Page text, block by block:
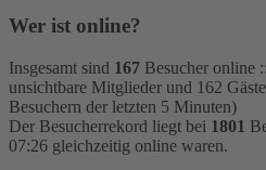
Wer ist online?
Insgesamt sind 167 Besucher online
unsichtbare Mitglieder und 162
Besuchern der letzten 5 Minuten)
Der Besucherrekord liegt bei 1801
07:26 gleichzeitig online waren.